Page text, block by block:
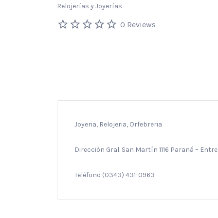
Relojerías y Joyerías
0 Reviews
Joyeria, Relojeria, Orfebreria
Dirección Gral. San Martín 1116 Paraná –
Teléfono (0343) 431-0963